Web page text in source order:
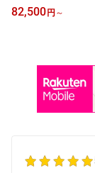
φ180 規格適合評価
製品認証品/大容量/国内
82,500円 ～